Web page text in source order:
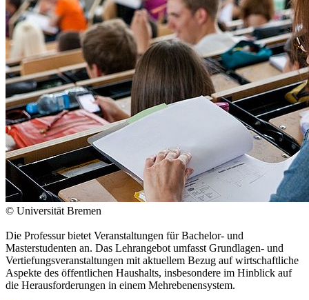
© Universität Bremen
Die Professur bietet Veranstaltungen für Bachelor- und
Masterstudenten an. Das Lehrangebot umfasst Grundlagen- und
Vertiefungsveranstaltungen mit aktuellem Bezug auf wirtschaftliche
Aspekte des öffentlichen Haushalts, insbesondere im Hinblick auf
die Herausforderungen in einem Mehrebenensystem.